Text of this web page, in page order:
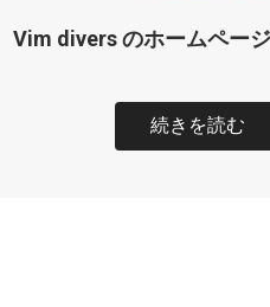
Vim divers のホームペー
続きを読む